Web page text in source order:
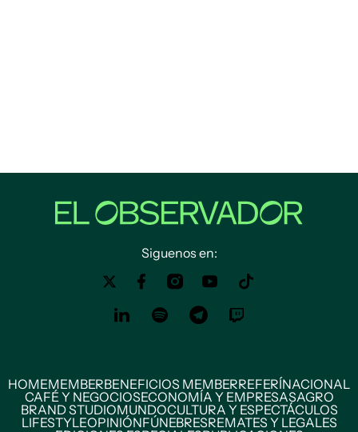
Siguenos en:
HOMEMEMBERBENEFICIOS MEMBERREFERÍNACIONAL
CAFÉ Y NEGOCIOSECONOMÍA Y EMPRESASAGRO
BRAND STUDIOMUNDOCULTURA Y ESPECTÁCULOS
LIFESTYLEOPINIÓNFÚNEBRESREMATES Y LEGALES